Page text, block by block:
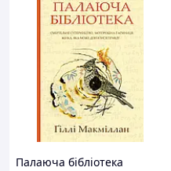
Палаюча бібліотека